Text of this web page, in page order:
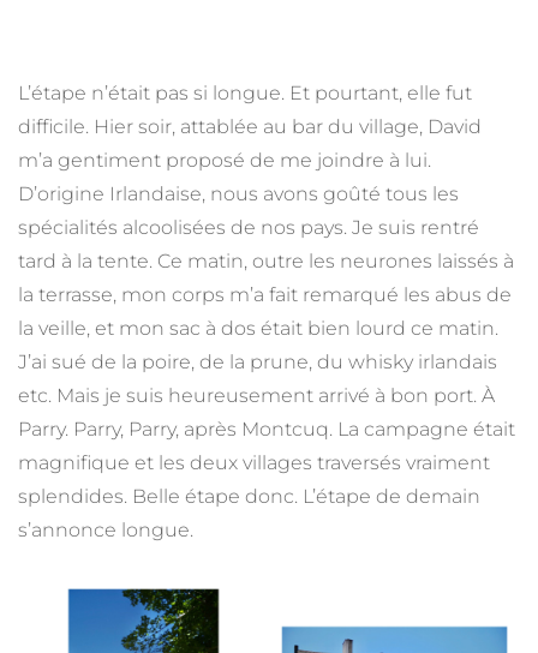
L’étape n’était pas si longue. Et pourtant, elle fut
difficile. Hier soir, attablée au bar du village, David
m’a gentiment proposé de me joindre à lui.
D’origine Irlandaise, nous avons goûté tous les
spécialités alcoolisées de nos pays. Je suis rentré
tard à la tente. Ce matin, outre les neurones laissés à
la terrasse, mon corps m’a fait remarqué les abus de
la veille, et mon sac à dos était bien lourd ce matin.
J’ai sué de la poire, de la prune, du whisky irlandais
etc. Mais je suis heureusement arrivé à bon port. À
Parry. Parry, Parry, après Montcuq. La campagne était
magnifique et les deux villages traversés vraiment
splendides. Belle étape donc. L’étape de demain
s’annonce longue.